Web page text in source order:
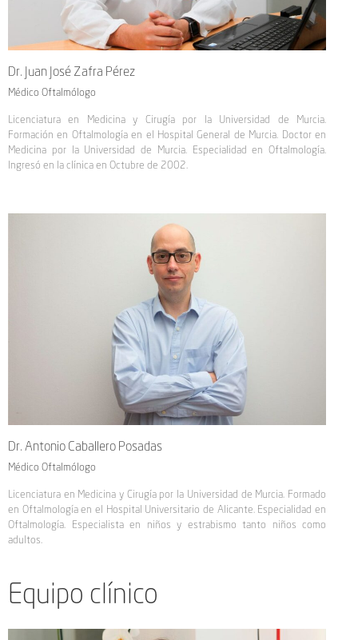
Dr. Juan José Zafra Pérez
Médico Oftalmólogo
Licenciatura en Medicina y Cirugía por la Universidad de Murcia.
Formación en Oftalmología en el Hospital General de Murcia. Doctor en
Medicina por la Universidad de Murcia. Especialidad en Oftalmología.
Ingresó en la clínica en Octubre de 2002.
Dr. Antonio Caballero Posadas
Médico Oftalmólogo
Licenciatura en Medicina y Cirugía por la Universidad de Murcia. Formado
en Oftalmología en el Hospital Universitario de Alicante. Especialidad en
Oftalmología. Especialista en niños y estrabismo tanto niños como
adultos.
Equipo clínico